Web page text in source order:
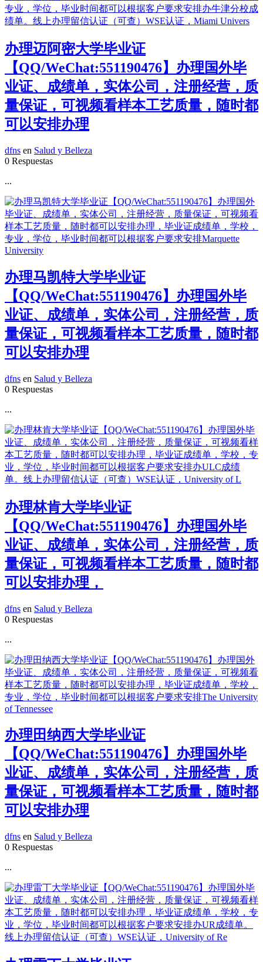
办理迈阿密大学毕业证
【QQ/WeChat:551190476】办理国外毕
业证、成绩单，实体公司，注册经营，质
量保证，可视频看样本工艺质量，随时都
可以安排办理
dfns en Salud y Belleza
0 Respuestas
...
办理马凯特大学毕业证
【QQ/WeChat:551190476】办理国外毕
业证、成绩单，实体公司，注册经营，质
量保证，可视频看样本工艺质量，随时都
可以安排办理
dfns en Salud y Belleza
0 Respuestas
...
办理林肯大学毕业证
【QQ/WeChat:551190476】办理国外毕
业证、成绩单，实体公司，注册经营，质
量保证，可视频看样本工艺质量，随时都
可以安排办理，
dfns en Salud y Belleza
0 Respuestas
...
办理田纳西大学毕业证
【QQ/WeChat:551190476】办理国外毕
业证、成绩单，实体公司，注册经营，质
量保证，可视频看样本工艺质量，随时都
可以安排办理
dfns en Salud y Belleza
0 Respuestas
...